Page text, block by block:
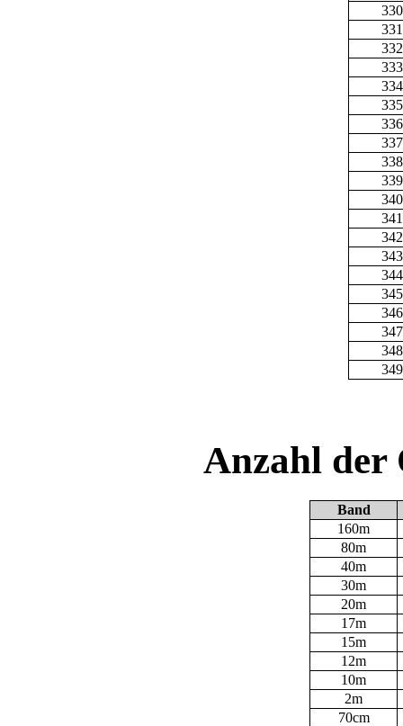
330
331
332
333
334
335
336
337
338
339
340
341
342
343
344
345
346
347
348
349
Anzahl der
Band
160m
80m
40m
30m
20m
17m
15m
12m
10m
2m
70cm